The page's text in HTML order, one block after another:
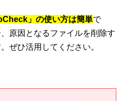
」の使い方は簡単で
原因となるファイルを削除す
ぜひ活用してください。